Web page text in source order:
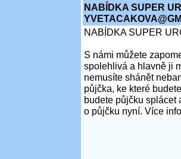
NABÍDKA SUPER
NABÍDKA SUPER
S námi můžete
spolehlivá a hlavně ji
nemusíte shánět
půjčka, ke které
budete půjčku splácet
o půjčku nyní. Více